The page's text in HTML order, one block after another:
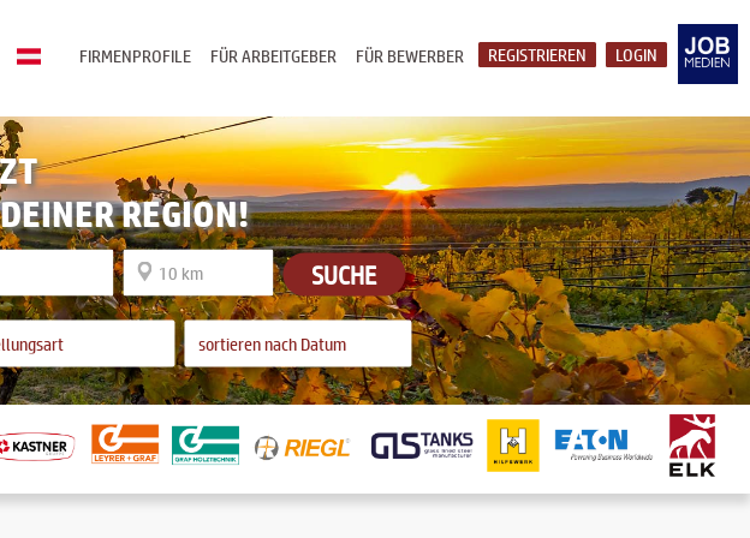
LOGIN
REGISTRIEREN
FÜR BEWERBER
FÜR ARBEITGEBER
FIRMENPROFILE
REGION!
SUCHE